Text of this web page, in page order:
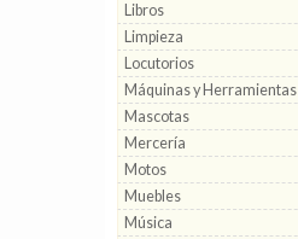
Libros
Limpieza
Locutorios
Máquinas y Herramientas
Mascotas
Mercería
Motos
Muebles
Música